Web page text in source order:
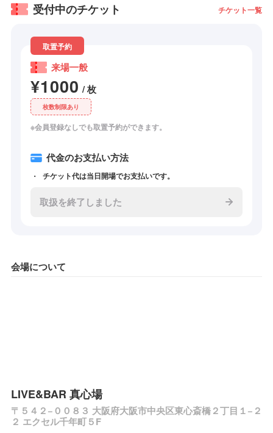
受付中のチケット チケット一覧
取置予約
来場一般
¥1000 / 枚
枚数制限あり
※会員登録なしでも取置予約ができます。
代金のお支払い方法
チケット代は当日開場でお支払いです。
取扱を終了しました
会場について
LIVE&BAR 真心場
〒５４２−００８３ 大阪府大阪市中央区東心斎橋２丁目１−２
２ エクセル千年町５F